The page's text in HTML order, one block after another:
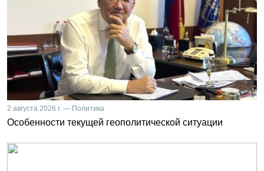
2 августа 2026 г. — Политика
Особенности текущей геополитической ситуации